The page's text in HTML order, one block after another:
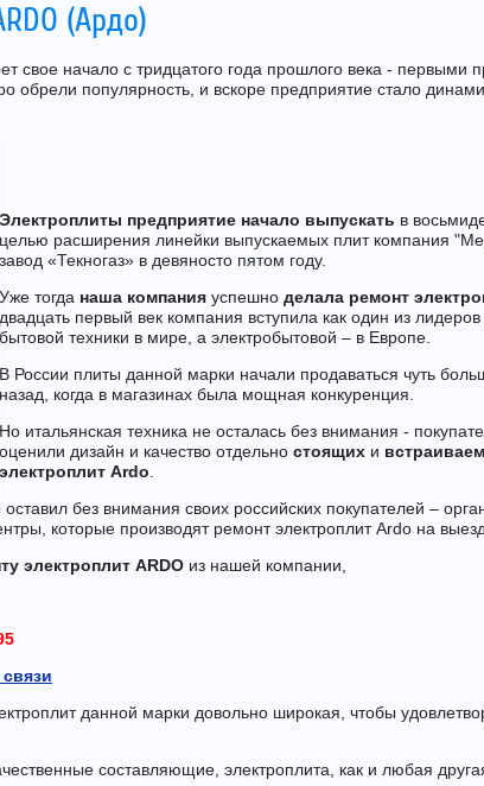
(Ардо)
свое начало с тридцатого года прошлого века - первыми
обрели популярность, и вскоре предприятие стало
Электроплиты предприятие начало выпускать в
целью расширения линейки выпускаемых плит компания
завод «Текногаз» в девяносто пятом году.
Уже тогда наша компания успешно делала ремонт
двадцать первый век компания вступила как один из
бытовой техники в мире, а электробытовой – в Европе.
В России плиты данной марки начали продаваться чуть
назад, когда в магазинах была мощная конкуренция.
Но итальянская техника не осталась без внимания -
оценили дизайн и качество отдельно стоящих и
электроплит Ardo
без внимания своих российских покупателей –
которые производят ремонт электроплит Ardo на
электроплит ARDO из нашей компании,
данной марки довольно широкая, чтобы
составляющие, электроплита, как и любая